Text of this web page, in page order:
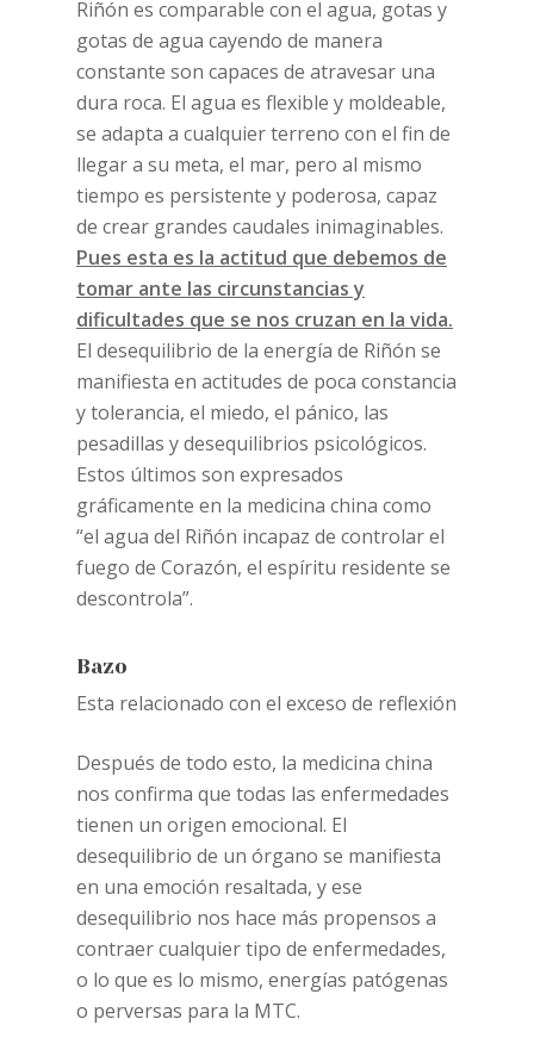
Riñón es comparable con el agua, gotas y
gotas de agua cayendo de manera
constante son capaces de atravesar una
dura roca. El agua es flexible y moldeable,
se adapta a cualquier terreno con el fin de
llegar a su meta, el mar, pero al mismo
tiempo es persistente y poderosa, capaz
de crear grandes caudales inimaginables.
Pues esta es la actitud que debemos de
tomar ante las circunstancias y
dificultades que se nos cruzan en la vida.
El desequilibrio de la energía de Riñón se
manifiesta en actitudes de poca constancia
y tolerancia, el miedo, el pánico, las
pesadillas y desequilibrios psicológicos.
Estos últimos son expresados
gráficamente en la medicina china como
“el agua del Riñón incapaz de controlar el
fuego de Corazón, el espíritu residente se
descontrola”.
Bazo
Esta relacionado con el exceso de reflexión
Después de todo esto, la medicina china
nos confirma que todas las enfermedades
tienen un origen emocional. El
desequilibrio de un órgano se manifiesta
en una emoción resaltada, y ese
desequilibrio nos hace más propensos a
contraer cualquier tipo de enfermedades,
o lo que es lo mismo, energías patógenas
o perversas para la MTC.